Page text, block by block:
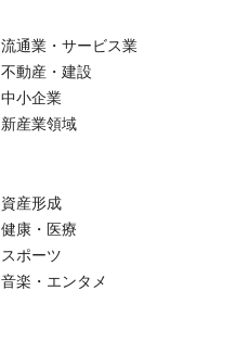
流通業・サービス業
不動産・建設
中小企業
新産業領域
資産形成
健康・医療
スポーツ
音楽・エンタメ